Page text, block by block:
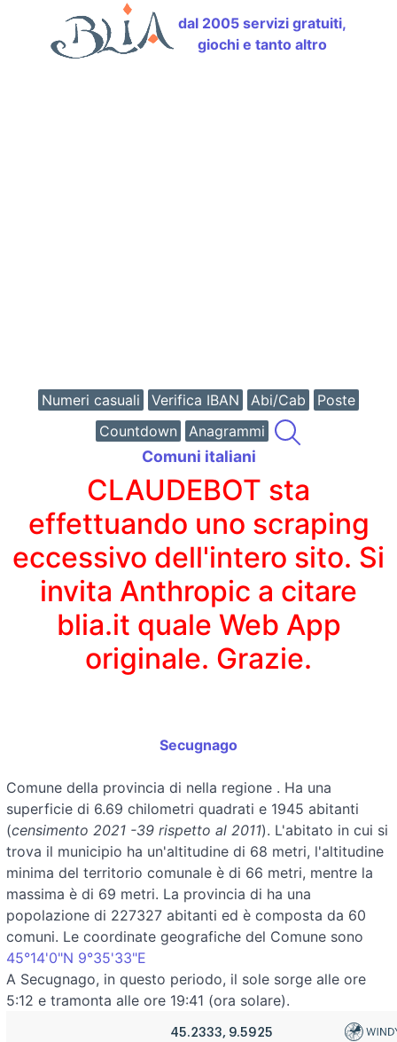
dal 2005 servizi gratuiti,
giochi e tanto altro
Numeri casuali Verifica IBAN Abi/Cab
Poste
Countdown
Anagrammi
Comuni italiani
CLAUDEBOT sta
effettuando uno scraping
eccessivo dell'intero sito. Si
invita Anthropic a citare
blia.it quale Web App
originale. Grazie.
Secugnago
Comune della provincia di nella regione . Ha una
superficie di 6.69 chilometri quadrati e 1945 abitanti
(censimento 2021 -39 rispetto al 2011). L'abitato in cui si
trova il municipio ha un'altitudine di 68 metri, l'altitudine
minima del territorio comunale è di 66 metri, mentre la
massima è di 69 metri. La provincia di ha una
popolazione di 227327 abitanti ed è composta da 60
comuni. Le coordinate geografiche del Comune sono
45°14'0"N 9°35'33"E
A Secugnago, in questo periodo, il sole sorge alle ore
5:12 e tramonta alle ore 19:41 (ora solare).
45.2333, 9.5925